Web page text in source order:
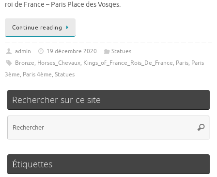
roi de France – Paris Place des Vosges.
Continue reading
admin 19 décembre 2020
Statues
Bronze, Horses_Chevaux, Kings_of_France_Rois_De_France, Paris, Paris
3ème, Paris 4ème, Statues
Rechercher sur ce site
Étiquettes